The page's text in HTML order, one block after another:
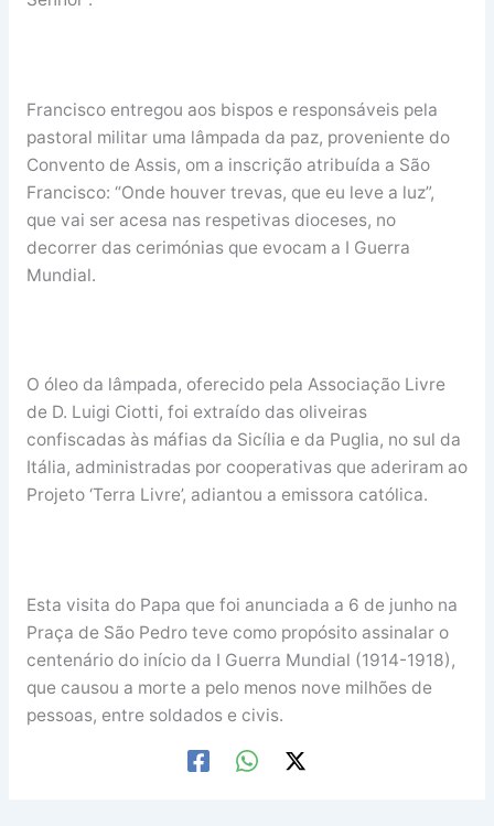
Francisco entregou aos bispos e responsáveis pela
pastoral militar uma lâmpada da paz, proveniente do
Convento de Assis, om a inscrição atribuída a São
Francisco: “Onde houver trevas, que eu leve a luz”,
que vai ser acesa nas respetivas dioceses, no
decorrer das cerimónias que evocam a I Guerra
Mundial.
O óleo da lâmpada, oferecido pela Associação Livre
de D. Luigi Ciotti, foi extraído das oliveiras
confiscadas às máfias da Sicília e da Puglia, no sul da
Itália, administradas por cooperativas que aderiram ao
Projeto ‘Terra Livre’, adiantou a emissora católica.
Esta visita do Papa que foi anunciada a 6 de junho na
Praça de São Pedro teve como propósito assinalar o
centenário do início da I Guerra Mundial (1914-1918),
que causou a morte a pelo menos nove milhões de
pessoas, entre soldados e civis.